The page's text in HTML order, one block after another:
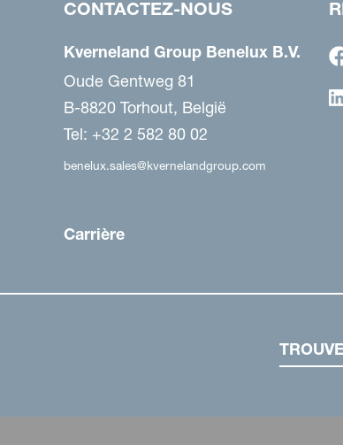
CONTACTEZ-NOUS
Kverneland Group Benelux B.V.
Oude Gentweg 81
B-8820 Torhout, België
Tel: +32 2 582 80 02
benelux.sales@kvernelandgroup.com
Carrière